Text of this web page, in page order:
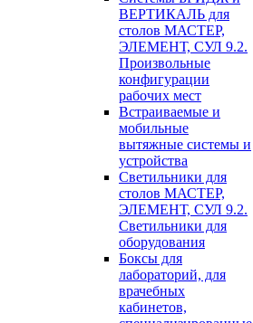
ВЕРТИКАЛЬ для
столов МАСТЕР,
ЭЛЕМЕНТ, СУЛ 9.2.
Произвольные
конфигурации
рабочих мест
Встраиваемые и
мобильные
вытяжные системы и
устройства
Светильники для
столов МАСТЕР,
ЭЛЕМЕНТ, СУЛ 9.2.
Светильники для
оборудования
Боксы для
лабораторий, для
врачебных
кабинетов,